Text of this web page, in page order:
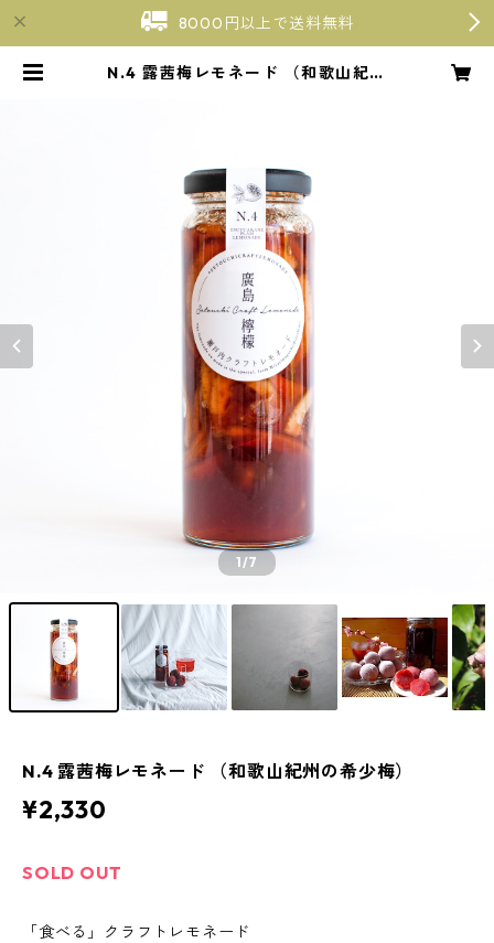
8000円以上で送料無料
N.4 露茜梅レモネード （和歌山紀州
1/7
N.4 露茜梅レモネード （和歌山紀州の希少梅）
¥2,330
SOLD OUT
「食べる」クラフトレモネード